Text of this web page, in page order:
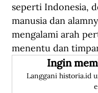
seperti Indonesia,
manusia dan
mengalami arah
menentu dan
Ingin
Langgani historia.id